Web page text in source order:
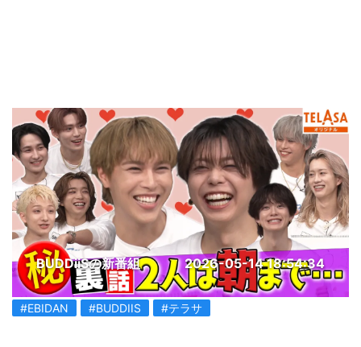
BUDDiiSの新番組 2026-05-14 18:54:34
#EBIDAN #BUDDIIS #テラサ